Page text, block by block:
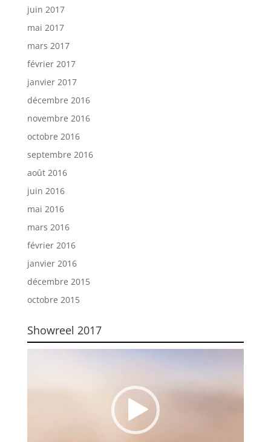
juin 2017
mai 2017
mars 2017
février 2017
janvier 2017
décembre 2016
novembre 2016
octobre 2016
septembre 2016
août 2016
juin 2016
mai 2016
mars 2016
février 2016
janvier 2016
décembre 2015
octobre 2015
Showreel 2017